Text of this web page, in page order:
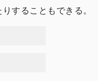
することもできる。